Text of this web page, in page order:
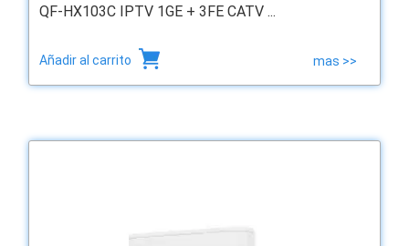
QF-HX103C IPTV 1GE + 3FE CATV ...
Añadir al carrito mas >>